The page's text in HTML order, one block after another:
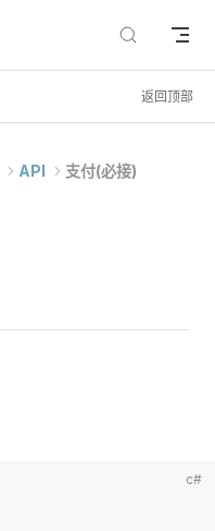
返回顶部
API 支付(必接)